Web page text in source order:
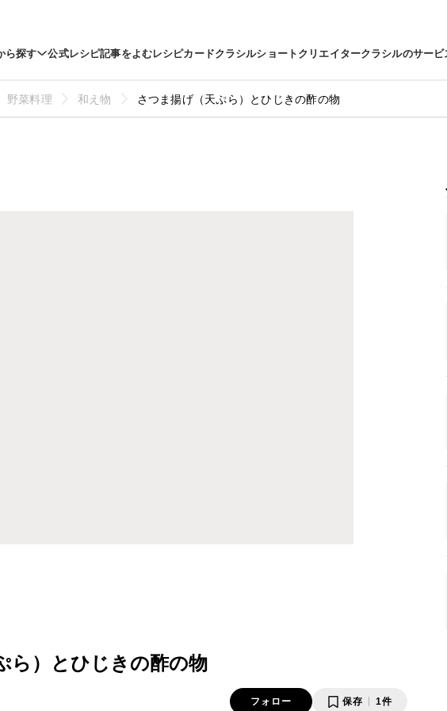
ら探す 公式レシピ記事をよむレシピカードクラシルショートクリエイタークラシルのサービ
野菜料理 和え物 さつま揚げ（天ぷら）とひじきの酢の物
ら）とひじきの酢の物
フォロー 保存 1件